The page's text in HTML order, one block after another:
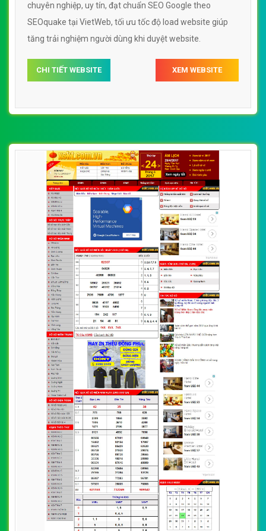
chuyên nghiệp, uy tín, đạt chuẩn SEO Google theo
SEOquake tại VietWeb, tối ưu tốc độ load website giúp
tăng trải nghiệm người dùng khi duyệt website.
CHI TIẾT WEBSITE XEM WEBSITE